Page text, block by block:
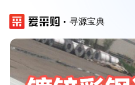
寻源宝典